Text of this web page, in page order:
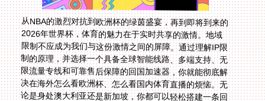
从NBA的激烈对抗到欧洲杯的绿茵盛宴，再到即将到来的
2026年世界杯，体育的魅力在于实时共享的激情。地域
限制不应成为我们与这份激情之间的屏障。通过理解IP限
制的原理，并选择一个具备全球智能线路、多端支持、无
限流量专线和可靠售后保障的回国加速器，你就能彻底解
决在海外怎么看欧洲杯、怎么看国内体育直播的烦恼。无
论是身处澳大利亚还是新加坡，你都可以轻松搭建一条回
家的高速网络通道，确保在任何赛事来临之时，都能第一